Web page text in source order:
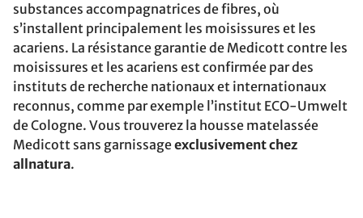
substances accompagnatrices de fibres, où
s’installent principalement les moisissures et les
acariens. La résistance garantie de Medicott contre les
moisissures et les acariens est confirmée par des
instituts de recherche nationaux et internationaux
reconnus, comme par exemple l’institut ECO-Umwelt
de Cologne. Vous trouverez la housse matelassée
Medicott sans garnissageexclusivement chez
allnatura.